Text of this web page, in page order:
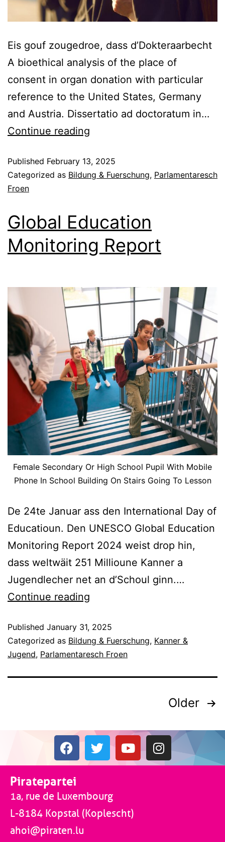
Eis gouf zougedroe, dass d’Dokteraarbecht
A bioethical analysis of the place of
consent in organ donation with particular
reference to the United States, Germany
and Austria. Dissertatio ad doctoratum in…
Continue reading
Published February 13, 2025
Categorized as Bildung & Fuerschung, Parlamentaresch
Froen
Global Education
Monitoring Report
Female Secondary Or High School Pupil With Mobile
Phone In School Building On Stairs Going To Lesson
De 24te Januar ass den International Day of
Educatioun. Den UNESCO Global Education
Monitoring Report 2024 weist drop hin,
dass weltwäit 251 Millioune Kanner a
Jugendlecher net an d’Schoul ginn.…
Continue reading
Published January 31, 2025
Categorized as Bildung & Fuerschung, Kanner &
Jugend, Parlamentaresch Froen
Older
Piratepartei
1a, rue de Luxembourg
L-8184 Kopstal (Koplescht)
ahoi@piraten.lu